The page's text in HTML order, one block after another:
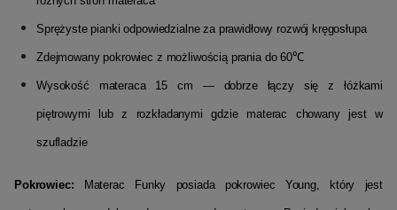
Sprężyste pianki odpowiedzialne za prawidłowy rozwój kręgosłupa
Zdejmowany pokrowiec z możliwością prania do 60℃
Wysokość materaca 15 cm — dobrze łączy się z łóżkami
piętrowymi lub z rozkładanymi gdzie materac chowany jest w
szufladzie
Pokrowiec: Materac Funky posiada pokrowiec Young, który jest